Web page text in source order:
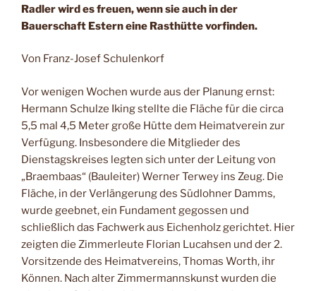
Radler wird es freuen, wenn sie auch in der
Bauerschaft Estern eine Rasthütte vorfinden.
Von Franz-Josef Schulenkorf
Vor wenigen Wochen wurde aus der Planung ernst:
Hermann Schulze Iking stellte die Fläche für die circa
5,5 mal 4,5 Meter große Hütte dem Heimatverein zur
Verfügung. Insbesondere die Mitglieder des
Dienstagskreises legten sich unter der Leitung von
„Braembaas“ (Bauleiter) Werner Terwey ins Zeug. Die
Fläche, in der Verlängerung des Südlohner Damms,
wurde geebnet, ein Fundament gegossen und
schließlich das Fachwerk aus Eichenholz gerichtet. Hier
zeigten die Zimmerleute Florian Lucahsen und der 2.
Vorsitzende des Heimatvereins, Thomas Worth, ihr
Können. Nach alter Zimmermannskunst wurden die